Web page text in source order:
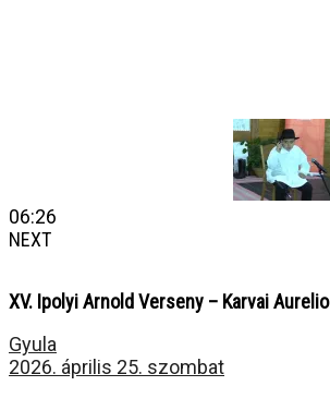
06:26
NEXT
XV. Ipolyi Arnold Verseny – Karvai Aurelio
Gyula
2026. április 25. szombat